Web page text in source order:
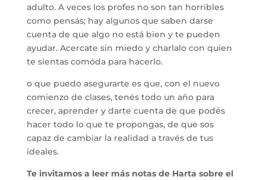
adulto. A veces los profes no son tan horribles
como pensás; hay algunos que saben darse
cuenta de que algo no está bien y te pueden
ayudar. Acercate sin miedo y charlalo con quien
te sientas comóda para hacerlo.
o que puedo asegurarte es que, con el nuevo
comienzo de clases, tenés todo un año para
crecer, aprender y darte cuenta de que podés
hacer todo lo que te propongas, de que sos
capaz de cambiar la realidad a través de tus
ideales.
Te invitamos a leer más notas de Harta sobre el